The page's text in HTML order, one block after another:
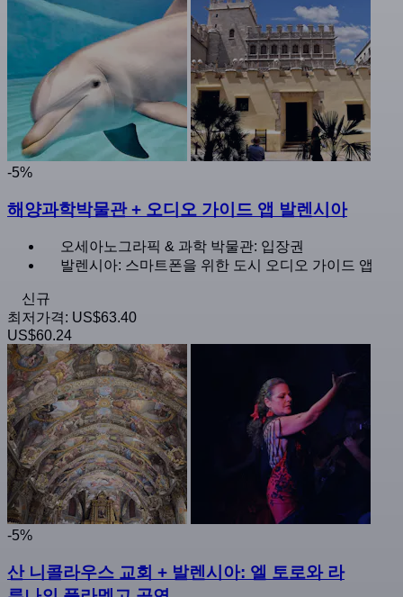
-5%
해양과학박물관 + 오디오 가이드 앱 발렌시아
오세아노그라픽 & 과학 박물관: 입장권
발렌시아: 스마트폰을 위한 도시 오디오 가이드 앱
신규
최저가격: US$63.40
US$60.24
-5%
산 니콜라우스 교회 + 발렌시아: 엘 토로와 라